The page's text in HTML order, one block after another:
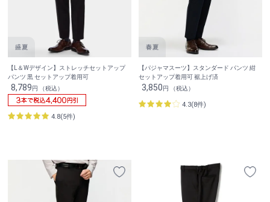
【L＆Wデザイン】ストレッチセットアップ
パンツ 黒 セットアップ着用可
8,789円 （税込）
4.8(5件)
【パジャマスーツ】スタンダード パンツ 紺
セットアップ着用可 裾上げ済
3,850円 （税込）
4.3(8件)